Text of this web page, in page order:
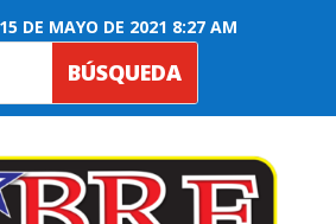
DE MAYO DE 2021 8:27 AM